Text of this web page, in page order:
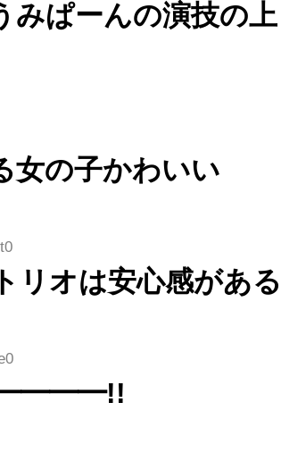
みぱーんの演技の上
女の子かわいい
リオは安心感がある
)━━━━!!